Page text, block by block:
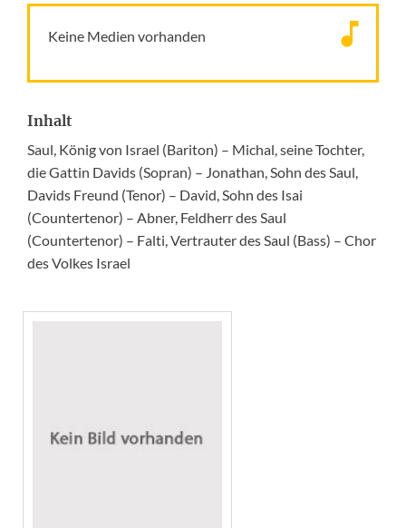
Keine Medien vorhanden
Inhalt
Saul, König von Israel (Bariton) – Michal, seine Tochter,
die Gattin Davids (Sopran) – Jonathan, Sohn des Saul,
Davids Freund (Tenor) – David, Sohn des Isai
(Countertenor) – Abner, Feldherr des Saul
(Countertenor) – Falti, Vertrauter des Saul (Bass) – Chor
des Volkes Israel